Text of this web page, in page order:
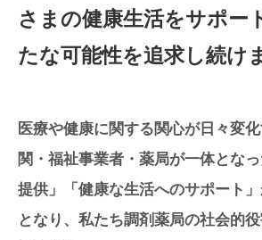
さまの健康生活をサポー
たな可能性を追求し続け
医療や健康に関する関心が日々変
関・福祉事業者・薬局が一体とな
提供」「健康な生活へのサポート
となり、私たち調剤薬局の社会的